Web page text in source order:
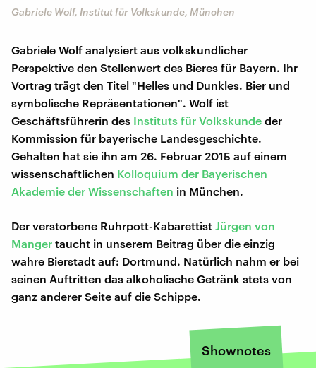
Gabriele Wolf, Institut für Volkskunde, München
Gabriele Wolf analysiert aus volkskundlicher
Perspektive den Stellenwert des Bieres für Bayern. Ihr
Vortrag trägt den Titel "Helles und Dunkles. Bier und
symbolische Repräsentationen". Wolf ist
Geschäftsführerin des Instituts für Volkskunde der
Kommission für bayerische Landesgeschichte.
Gehalten hat sie ihn am 26. Februar 2015 auf einem
wissenschaftlichen Kolloquium der Bayerischen
Akademie der Wissenschaften in München.
Der verstorbene Ruhrpott-Kabarettist Jürgen von
Manger taucht in unserem Beitrag über die einzig
wahre Bierstadt auf: Dortmund. Natürlich nahm er bei
seinen Auftritten das alkoholische Getränk stets von
ganz anderer Seite auf die Schippe.
Shownotes